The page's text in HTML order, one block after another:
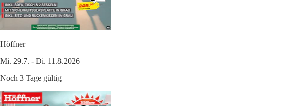
Höffner
Mi. 29.7. - Di. 11.8.2026
Noch 3 Tage gültig